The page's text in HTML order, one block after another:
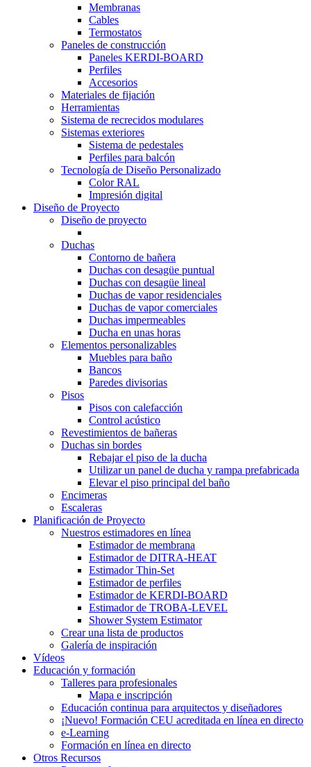
Membranas
Cables
Termostatos
Paneles de construcción
Paneles KERDI-BOARD
Perfiles
Accesorios
Materiales de fijación
Herramientas
Sistema de recrecidos modulares
Sistemas exteriores
Sistema de pedestales
Perfiles para balcón
Tecnología de Diseño Personalizado
Color RAL
Impresión digital
Diseño de Proyecto
Diseño de proyecto
Duchas
Contorno de bañera
Duchas con desagüe puntual
Duchas con desagüe lineal
Duchas de vapor residenciales
Duchas de vapor comerciales
Duchas impermeables
Ducha en unas horas
Elementos personalizables
Muebles para baño
Bancos
Paredes divisorias
Pisos
Pisos con calefacción
Control acústico
Revestimientos de bañeras
Duchas sin bordes
Rebajar el piso de la ducha
Utilizar un panel de ducha y rampa prefabricada
Elevar el piso principal del baño
Encimeras
Escaleras
Planificación de Proyecto
Nuestros estimadores en línea
Estimador de membrana
Estimador de DITRA-HEAT
Estimador Thin-Set
Estimador de perfiles
Estimador de KERDI-BOARD
Estimador de TROBA-LEVEL
Shower System Estimator
Crear una lista de productos
Galería de inspiración
Vídeos
Educación y formación
Talleres para profesionales
Mapa e inscripción
Educación continua para arquitectos y diseñadores
¡Nuevo! Formación CEU acreditada en línea en directo
e-Learning
Formación en línea en directo
Otros Recursos